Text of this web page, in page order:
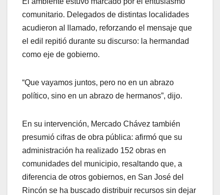
comunitario. Delegados de distintas localidades
acudieron al llamado, reforzando el mensaje que
el edil repitió durante su discurso: la hermandad
como eje de gobierno.
“Que vayamos juntos, pero no en un abrazo
político, sino en un abrazo de hermanos”, dijo.
En su intervención, Mercado Chávez también
presumió cifras de obra pública: afirmó que su
administración ha realizado 152 obras en
comunidades del municipio, resaltando que, a
diferencia de otros gobiernos, en San José del
Rincón se ha buscado distribuir recursos sin dejar